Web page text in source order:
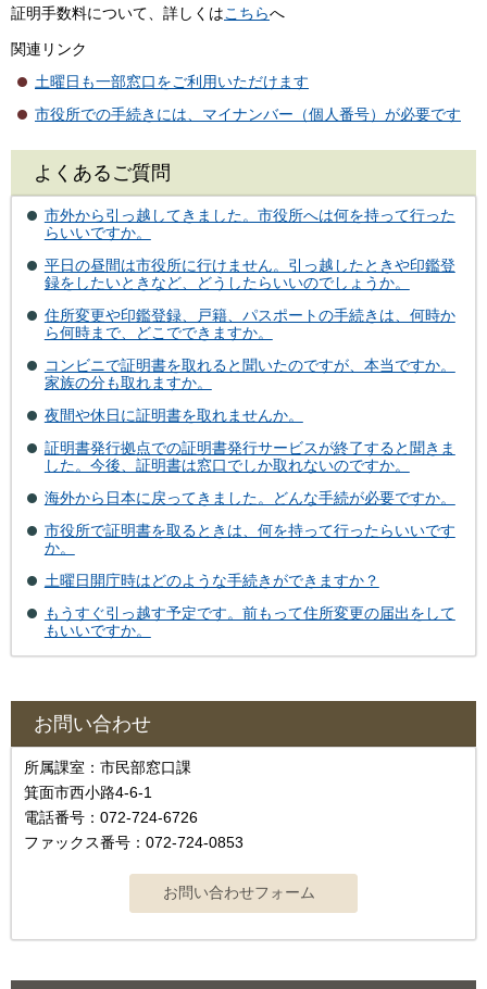
証明手数料について、詳しくはこちらへ
関連リンク
土曜日も一部窓口をご利用いただけます
市役所での手続きには、マイナンバー（個人番号）が必要です
よくあるご質問
市外から引っ越してきました。市役所へは何を持って行った
らいいですか。
平日の昼間は市役所に行けません。引っ越したときや印鑑登
録をしたいときなど、どうしたらいいのでしょうか。
住所変更や印鑑登録、戸籍、パスポートの手続きは、何時か
ら何時まで、どこでできますか。
コンビニで証明書を取れると聞いたのですが、本当ですか。
家族の分も取れますか。
夜間や休日に証明書を取れませんか。
証明書発行拠点での証明書発行サービスが終了すると聞きま
した。今後、証明書は窓口でしか取れないのですか。
海外から日本に戻ってきました。どんな手続が必要ですか。
市役所で証明書を取るときは、何を持って行ったらいいです
か。
土曜日開庁時はどのような手続きができますか？
もうすぐ引っ越す予定です。前もって住所変更の届出をして
もいいですか。
お問い合わせ
所属課室：市民部窓口課
箕面市西小路4‐6‐1
電話番号：072-724-6726
ファックス番号：072-724-0853